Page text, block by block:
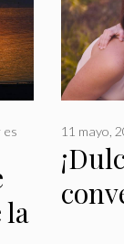
la
es
11 mayo,